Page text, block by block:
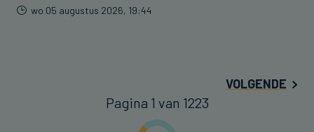
wo 05 augustus 2026, 19:44
VOLGENDE
Pagina 1 van 1223